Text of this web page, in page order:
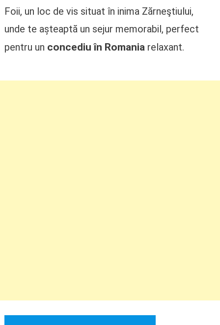
Foii, un loc de vis situat în inima Zărneştiului,
unde te așteaptă un sejur memorabil, perfect
pentru un concediu în Romania relaxant.